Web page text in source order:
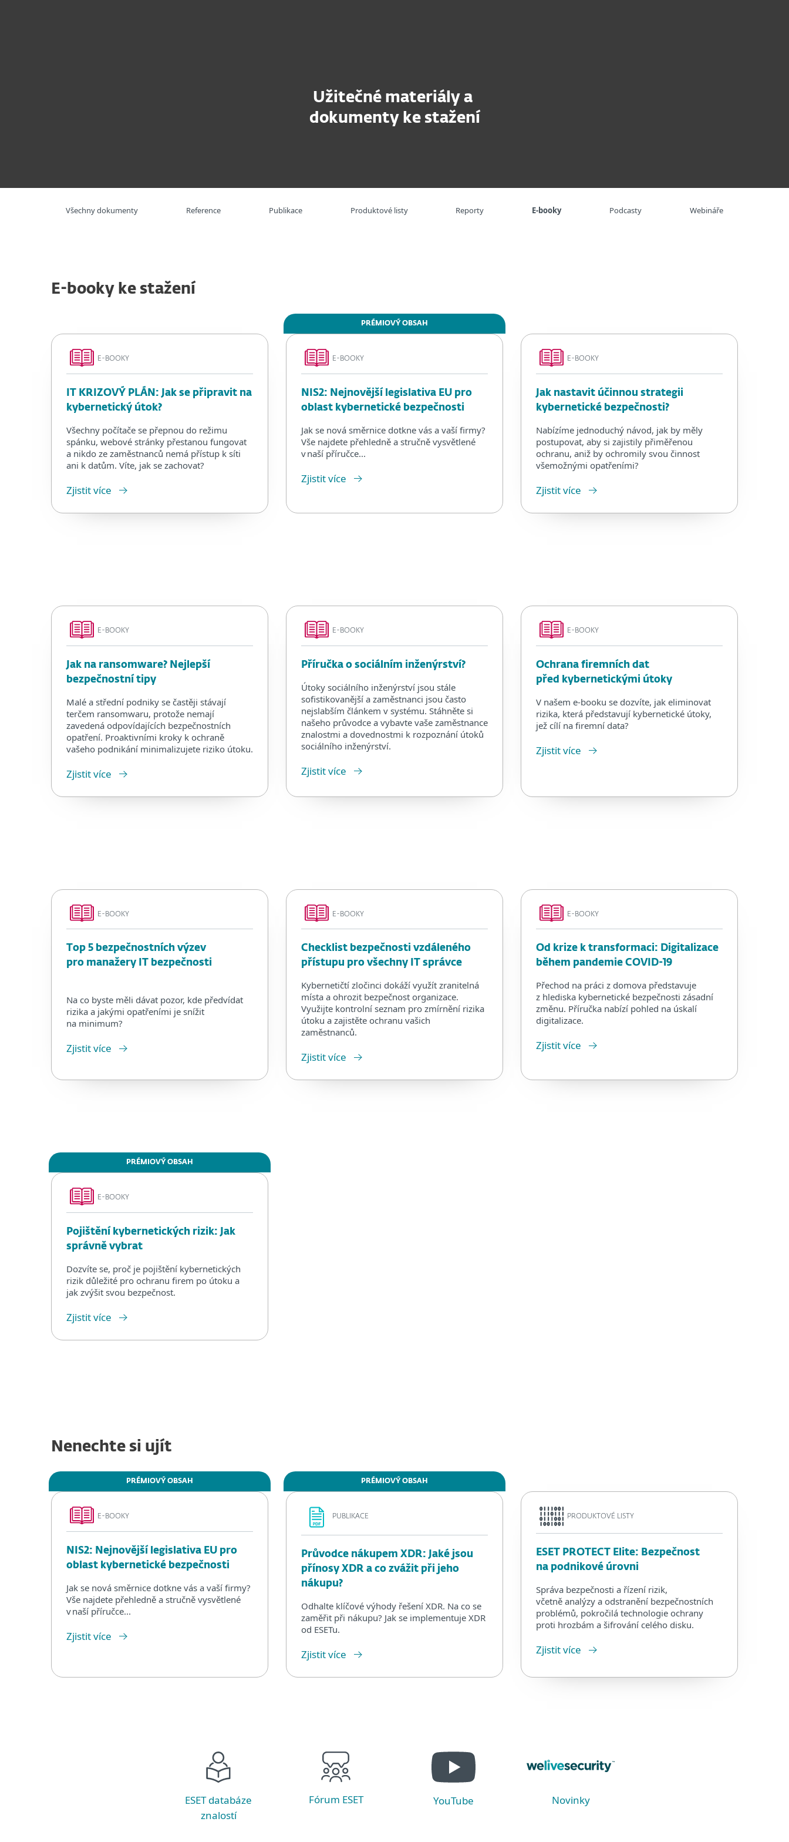
Užitečné materiály a
dokumenty ke stažení
Všechny dokumenty Reference Publikace Produktové listy Reporty E-booky Podcasty Webináře
E-booky ke stažení
E-BOOKY
IT KRIZOVÝ PLÁN: Jak se připravit na
kybernetický útok?
Všechny počítače se přepnou do režimu
spánku, webové stránky přestanou fungovat
a nikdo ze zaměstnanců nemá přístup k síti
ani k datům. Víte, jak se zachovat?
Zjistit více
PRÉMIOVÝ OBSAH
E-BOOKY
NIS2: Nejnovější legislativa EU pro
oblast kybernetické bezpečnosti
Jak se nová směrnice dotkne vás a vaší firmy?
Vše najdete přehledně a stručně vysvětlené
v naší příručce...
Zjistit více
E-BOOKY
Jak nastavit účinnou strategii
kybernetické bezpečnosti?
Nabízíme jednoduchý návod, jak by měly
postupovat, aby si zajistily přiměřenou
ochranu, aniž by ochromily svou činnost
všemožnými opatřeními?
Zjistit více
E-BOOKY
Jak na ransomware? Nejlepší
bezpečnostní tipy
Malé a střední podniky se častěji stávají
terčem ransomwaru, protože nemají
zavedená odpovídajících bezpečnostních
opatření. Proaktivními kroky k ochraně
vašeho podnikání minimalizujete riziko útoku.
Zjistit více
E-BOOKY
Příručka o sociálním inženýrství?
Útoky sociálního inženýrství jsou stále
sofistikovanější a zaměstnanci jsou často
nejslabším článkem v systému. Stáhněte si
našeho průvodce a vybavte vaše zaměstnance
znalostmi a dovednostmi k rozpoznání útoků
sociálního inženýrství.
Zjistit více
E-BOOKY
Ochrana firemních dat
před kybernetickými útoky
V našem e-booku se dozvíte, jak eliminovat
rizika, která představují kybernetické útoky,
jež cílí na firemní data?
Zjistit více
E-BOOKY
Top 5 bezpečnostních výzev
pro manažery IT bezpečnosti
Na co byste měli dávat pozor, kde předvídat
rizika a jakými opatřeními je snížit
na minimum?
Zjistit více
E-BOOKY
Checklist bezpečnosti vzdáleného
přístupu pro všechny IT správce
Kybernetičtí zločinci dokáží využít zranitelná
místa a ohrozit bezpečnost organizace.
Využijte kontrolní seznam pro zmírnění rizika
útoku a zajistěte ochranu vašich
zaměstnanců.
Zjistit více
E-BOOKY
Od krize k transformaci: Digitalizace
během pandemie COVID-19
Přechod na práci z domova představuje
z hlediska kybernetické bezpečnosti zásadní
změnu. Příručka nabízí pohled na úskalí
digitalizace.
Zjistit více
PRÉMIOVÝ OBSAH
E-BOOKY
Pojištění kybernetických rizik: Jak
správně vybrat
Dozvíte se, proč je pojištění kybernetických
rizik důležité pro ochranu firem po útoku a
jak zvýšit svou bezpečnost.
Zjistit více
Nenechte si ujít
PRÉMIOVÝ OBSAH
E-BOOKY
NIS2: Nejnovější legislativa EU pro
oblast kybernetické bezpečnosti
Jak se nová směrnice dotkne vás a vaší firmy?
Vše najdete přehledně a stručně vysvětlené
v naší příručce...
Zjistit více
PRÉMIOVÝ OBSAH
PUBLIKACE
Průvodce nákupem XDR: Jaké jsou
přínosy XDR a co zvážit při jeho
nákupu?
Odhalte klíčové výhody řešení XDR. Na co se
zaměřit při nákupu? Jak se implementuje XDR
od ESETu.
Zjistit více
PRODUKTOVÉ LISTY
ESET PROTECT Elite: Bezpečnost
na podnikové úrovni
Správa bezpečnosti a řízení rizik,
včetně analýzy a odstranění bezpečnostních
problémů, pokročilá technologie ochrany
proti hrozbám a šifrování celého disku.
Zjistit více
ESET databáze
znalostí
Fórum ESET YouTube Novinky